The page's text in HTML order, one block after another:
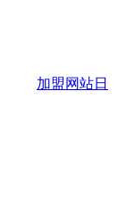
加盟网站日